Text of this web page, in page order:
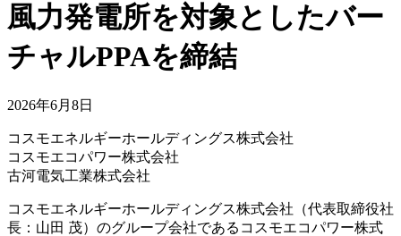
風力発電所を対象としたバー
チャルPPAを締結
2026年6月8日
コスモエネルギーホールディングス株式会社
コスモエコパワー株式会社
古河電気工業株式会社
コスモエネルギーホールディングス株式会社（代表取締役社
長：山田 茂）のグループ会社であるコスモエコパワー株式